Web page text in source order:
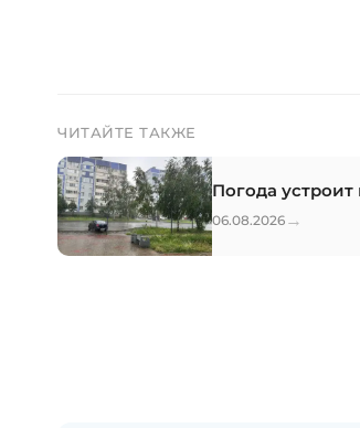
ЧИТАЙТЕ ТАКЖЕ
Погода устроит
06.08.2026 →